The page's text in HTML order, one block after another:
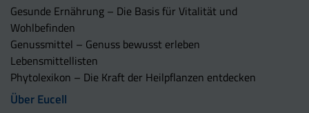
Gesunde Ernährung – Die Basis für Vitalität und
Wohlbefinden
Genussmittel – Genuss bewusst erleben
Lebensmittellisten
Phytolexikon – Die Kraft der Heilpflanzen entdecken
Über Eucell